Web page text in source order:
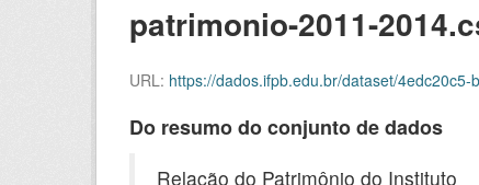
patrimonio-2011-
URL: https://dados.ifpb.edu.br/dataset/
Do resumo do conjunto de dados
Relação do Patrimônio do Instituto